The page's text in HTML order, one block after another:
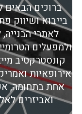
ברוכים
בייבוא ושיווק
לאתרי
קונסטרקטיב
אירופאיות
אחת בתחומה,
ואביזרים